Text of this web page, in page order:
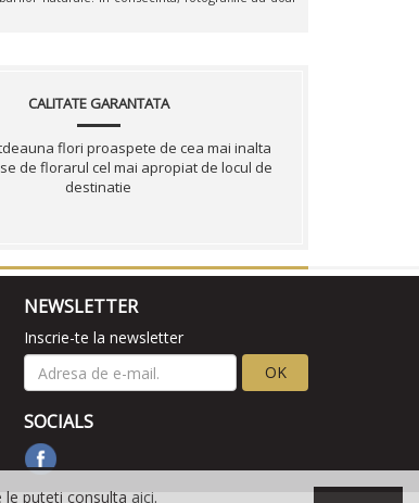
CALITATE GARANTATA
flori proaspete de cea mai inalta
de florarul cel mai apropiat de locul de
destinatie
le puteti consulta aici.
NEWSLETTER
Inscrie-te la newsletter
OK
SOCIALS